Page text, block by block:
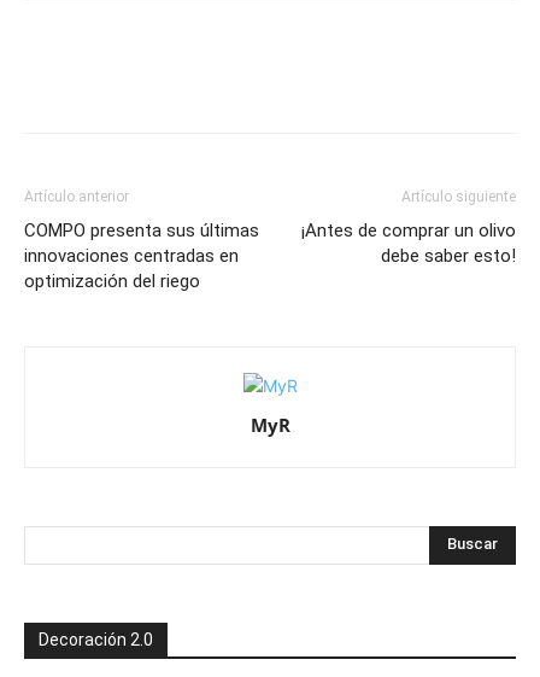
Artículo anterior
COMPO presenta sus últimas
innovaciones centradas en
optimización del riego
Artículo siguiente
¡Antes de comprar un olivo
debe saber esto!
MyR
Decoración 2.0